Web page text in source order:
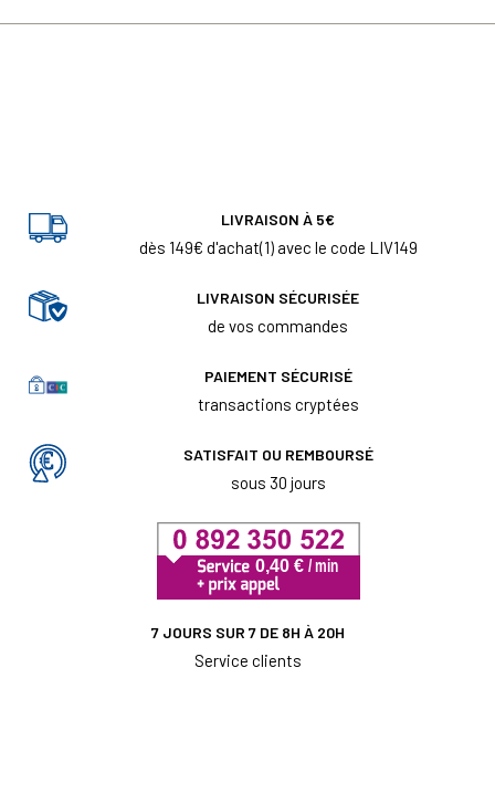
LIVRAISON À 5€
dès 149€ d'achat(1) avec le code LIV149
LIVRAISON SÉCURISÉE
de vos commandes
PAIEMENT SÉCURISÉ
transactions cryptées
SATISFAIT OU REMBOURSÉ
sous 30 jours
7 JOURS SUR 7 DE 8H À 20H
Service clients